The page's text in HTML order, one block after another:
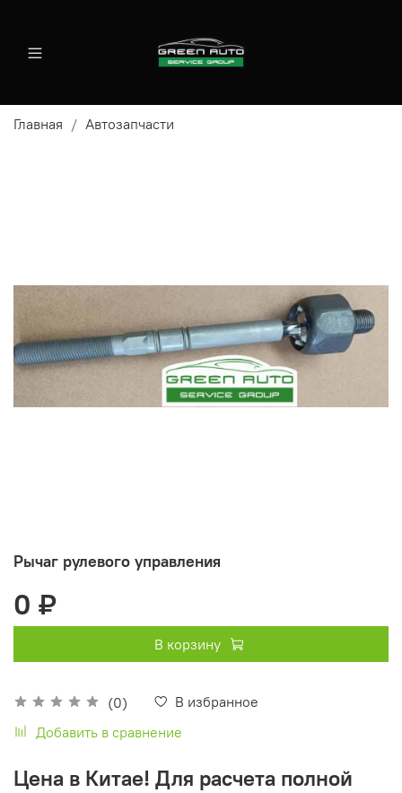
Главная Автозапчасти
Рычаг рулевого управления
(0)
В избранное
Добавить в сравнение
0 ₽
В корзину
Цена в Китае! Для расчета полной